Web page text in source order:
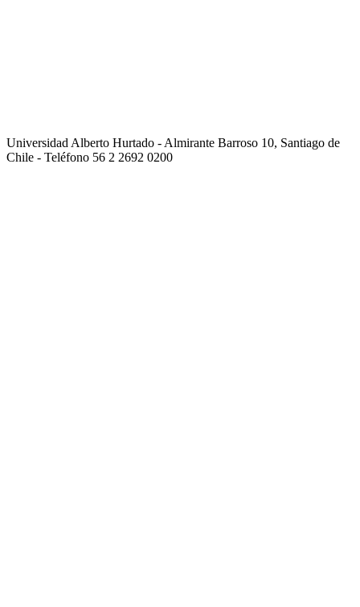
Universidad Alberto Hurtado - Almirante Barroso 10, Santiago de
Chile - Teléfono 56 2 2692 0200